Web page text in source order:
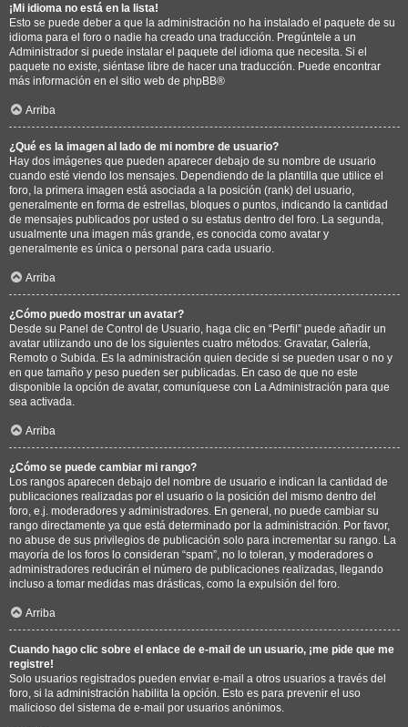
¡Mi idioma no está en la lista!
Esto se puede deber a que la administración no ha instalado el paquete de su
idioma para el foro o nadie ha creado una traducción. Pregúntele a un
Administrador si puede instalar el paquete del idioma que necesita. Si el
paquete no existe, siéntase libre de hacer una traducción. Puede encontrar
más información en el sitio web de phpBB®
Arriba
¿Qué es la imagen al lado de mi nombre de usuario?
Hay dos imágenes que pueden aparecer debajo de su nombre de usuario
cuando esté viendo los mensajes. Dependiendo de la plantilla que utilice el
foro, la primera imagen está asociada a la posición (rank) del usuario,
generalmente en forma de estrellas, bloques o puntos, indicando la cantidad
de mensajes publicados por usted o su estatus dentro del foro. La segunda,
usualmente una imagen más grande, es conocida como avatar y
generalmente es única o personal para cada usuario.
Arriba
¿Cómo puedo mostrar un avatar?
Desde su Panel de Control de Usuario, haga clic en “Perfil” puede añadir un
avatar utilizando uno de los siguientes cuatro métodos: Gravatar, Galería,
Remoto o Subida. Es la administración quien decide si se pueden usar o no y
en que tamaño y peso pueden ser publicadas. En caso de que no este
disponible la opción de avatar, comuníquese con La Administración para que
sea activada.
Arriba
¿Cómo se puede cambiar mi rango?
Los rangos aparecen debajo del nombre de usuario e indican la cantidad de
publicaciones realizadas por el usuario o la posición del mismo dentro del
foro, e.j. moderadores y administradores. En general, no puede cambiar su
rango directamente ya que está determinado por la administración. Por favor,
no abuse de sus privilegios de publicación solo para incrementar su rango. La
mayoría de los foros lo consideran “spam”, no lo toleran, y moderadores o
administradores reducirán el número de publicaciones realizadas, llegando
incluso a tomar medidas mas drásticas, como la expulsión del foro.
Arriba
Cuando hago clic sobre el enlace de e-mail de un usuario, ¡me pide que me
registre!
Solo usuarios registrados pueden enviar e-mail a otros usuarios a través del
foro, si la administración habilita la opción. Esto es para prevenir el uso
malicioso del sistema de e-mail por usuarios anónimos.